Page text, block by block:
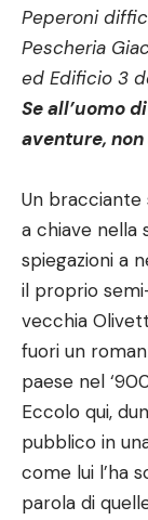
Peperoni
Pescheria
ed Edificio 3
Se all’uomo
aventure,
Un bracciante
a chiave nella
spiegazioni a
il proprio
vecchia
fuori un
paese nel
Eccolo qui,
pubblico in
come lui l’ha
parola di